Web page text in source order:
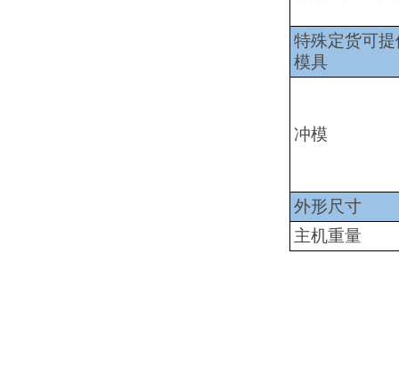
特殊定货可
模具
冲模
外形尺寸
主机重量